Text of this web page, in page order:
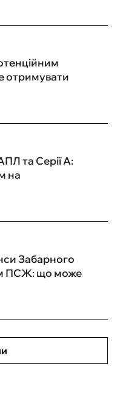
отримувати
та Серії А:
на
Забарного
ПСЖ: що може